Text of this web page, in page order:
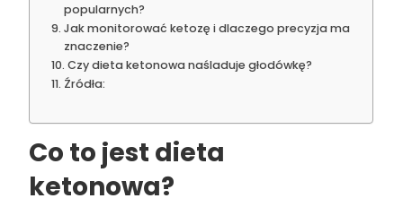
popularnych?
Jak monitorować ketozę i dlaczego precyzja ma
znaczenie?
Czy dieta ketonowa naśladuje głodówkę?
Źródła:
Co to jest dieta
ketonowa?